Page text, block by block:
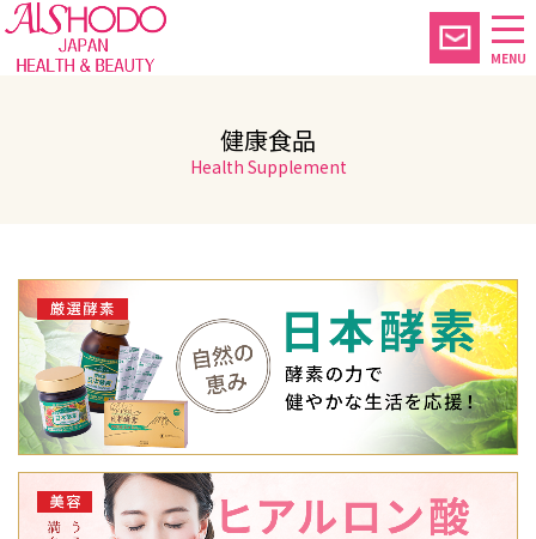
MENU
健康食品
Health Supplement